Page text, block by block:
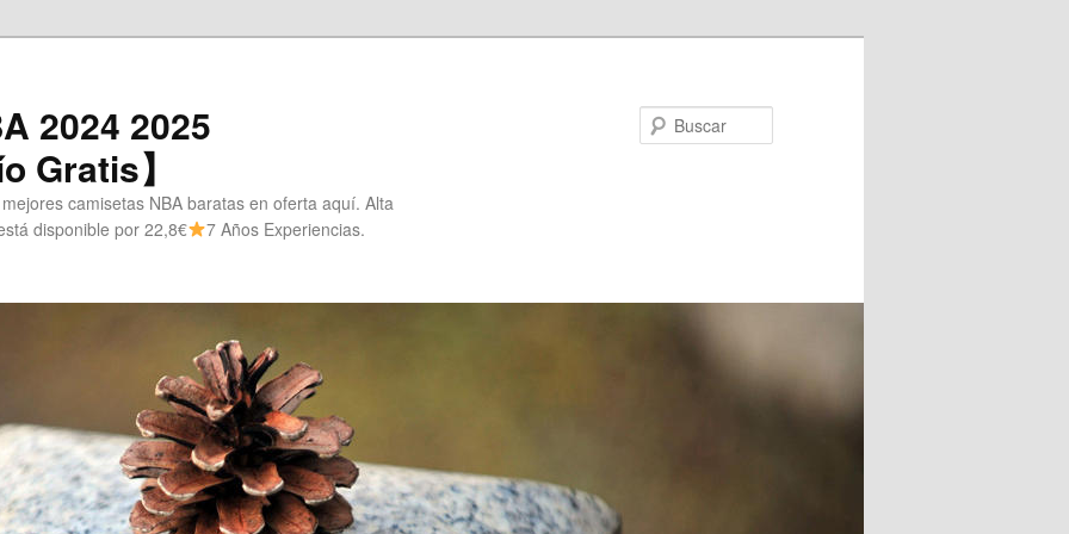
2024 2025
Gratis】
camisetas NBA baratas en oferta aquí. Alta
disponible por 22,8€
7 Años Experiencias.